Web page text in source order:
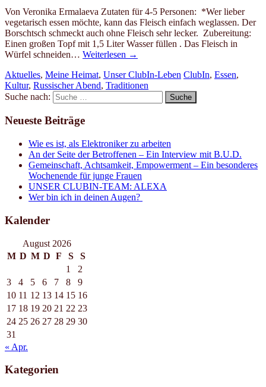
Von Veronika Ermalaeva Zutaten für 4-5 Personen: *Wer lieber
vegetarisch essen möchte, kann das Fleisch einfach weglassen. Der
Borschtsch schmeckt auch ohne Fleisch sehr lecker. Zubereitung:
Einen großen Topf mit 1,5 Liter Wasser füllen . Das Fleisch in
Würfel schneiden… Weiterlesen →
Aktuelles, Meine Heimat, Unser ClubIn-Leben ClubIn, Essen,
Kultur, Russischer Abend, Traditionen
Suche nach:
Neueste Beiträge
Wie es ist, als Elektroniker zu arbeiten
An der Seite der Betroffenen – Ein Interview mit B.U.D.
Gemeinschaft, Achtsamkeit, Empowerment – Ein besonderes
Wochenende für junge Frauen
UNSER CLUBIN-TEAM: ALEXA
Wer bin ich in deinen Augen?
Kalender
August 2026
M D M D F S
S
1
2
3
4 5 6 7 8
9
10 11 12 13 14 15 16
17 18 19 20 21 22 23
24 25 26 27 28 29 30
31
« Apr.
Kategorien